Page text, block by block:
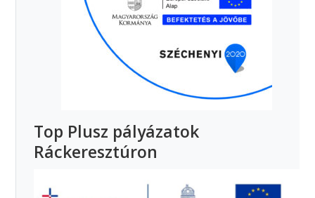
Top Plusz pályázatok
Ráckeresztúron